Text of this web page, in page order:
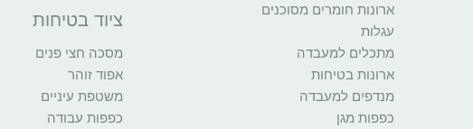
ארונות חומרים מסוכנים
עגלות
מתכלים למעבדה
ארונות בטיחות
מנדפים למעבדה
כפפות מגן
ציוד בטיחות
מסכה חצי פנים
אפוד זוהר
משטפת עיניים
כפפות עבודה